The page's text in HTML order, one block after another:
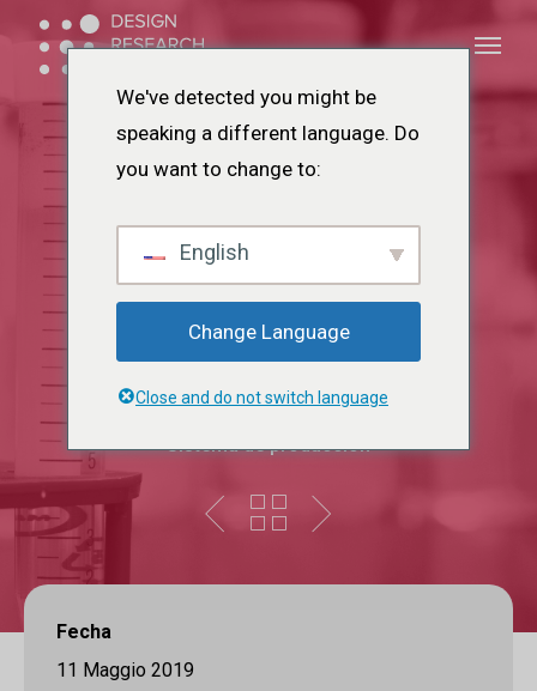
principal
Menú
Foro de
Investigación
Trentino
Sistema de producción
Fecha
11 Maggio 2019
We've detected you might be
speaking a different language. Do
you want to change to:
English
Change Language
Close and do not switch language